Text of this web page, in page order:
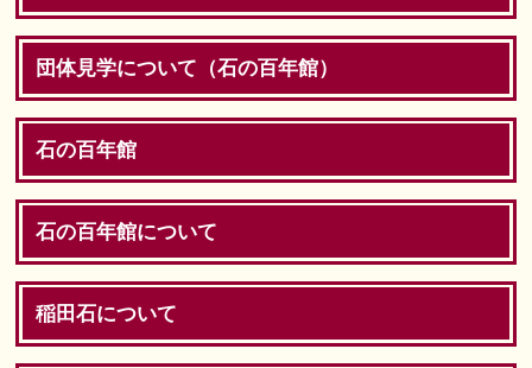
団体見学について（石の百年館）
石の百年館
石の百年館について
稲田石について